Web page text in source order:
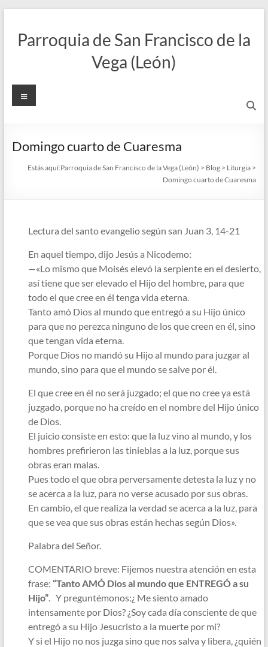
contenido
Parroquia de San Francisco de la
Vega (León)
Menú
Domingo cuarto de Cuaresma
Estás aquí:Parroquia de San Francisco de la Vega (León) > Blog > Liturgia >
Domingo cuarto de Cuaresma
Lectura del santo evangelio según san Juan 3, 14-21
En aquel tiempo, dijo Jesús a Nicodemo:
—«Lo mismo que Moisés elevó la serpiente en el desierto,
así tiene que ser elevado el Hijo del hombre, para que
todo el que cree en él tenga vida eterna.
Tanto amó Dios al mundo que entregó a su Hijo único
para que no perezca ninguno de los que creen en él, sino
que tengan vida eterna.
Porque Dios no mandó su Hijo al mundo para juzgar al
mundo, sino para que el mundo se salve por él.
El que cree en él no será juzgado; el que no cree ya está
juzgado, porque no ha creído en el nombre del Hijo único
de Dios.
El juicio consiste en esto: que la luz vino al mundo, y los
hombres prefirieron las tinieblas a la luz, porque sus
obras eran malas.
Pues todo el que obra perversamente detesta la luz y no
se acerca a la luz, para no verse acusado por sus obras.
En cambio, el que realiza la verdad se acerca a la luz, para
que se vea que sus obras están hechas según Dios».
Palabra del Señor.
COMENTARIO breve: Fijemos nuestra atención en esta
frase: “Tanto AMÓ Dios al mundo que ENTREGÓ a su
Hijo”. Y preguntémonos:¿ Me siento amado
intensamente por Dios? ¿Soy cada día consciente de que
entregó a su Hijo Jesucristo a la muerte por mi?
Y si el Hijo no nos juzga sino que nos salva y libera, ¿quién